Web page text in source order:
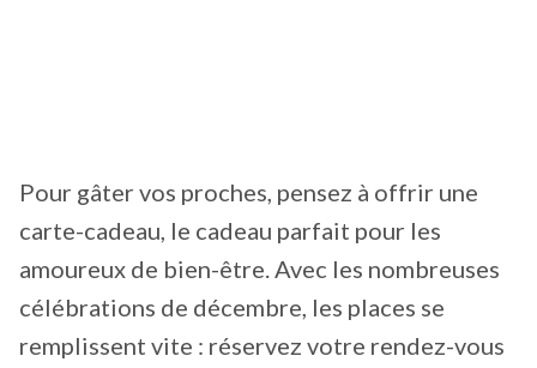
Pour gâter vos proches, pensez à offrir une
carte-cadeau, le cadeau parfait pour les
amoureux de bien-être. Avec les nombreuses
célébrations de décembre, les places se
remplissent vite : réservez votre rendez-vous